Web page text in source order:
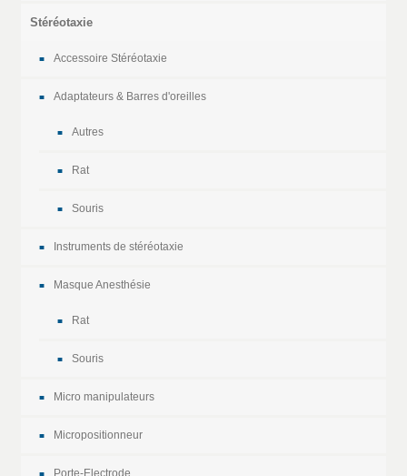
Stéréotaxie
Accessoire Stéréotaxie
Adaptateurs & Barres d'oreilles
Autres
Rat
Souris
Instruments de stéréotaxie
Masque Anesthésie
Rat
Souris
Micro manipulateurs
Micropositionneur
Porte-Electrode